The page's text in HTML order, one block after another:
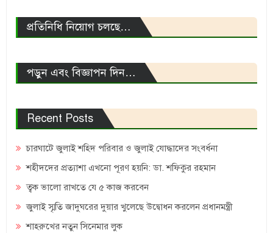
প্রতিনিধি নিয়োগ চলছে…
পড়ুন এবং বিজ্ঞাপন দিন…
Recent Posts
চারঘাটে জুলাই শহিদ পরিবার ও জুলাই যোদ্ধাদের সংবর্ধনা
শহীদদের প্রত্যাশা এখনো পূরণ হয়নি: ডা. শফিকুর রহমান
ত্বক ভালো রাখতে যে ৫ কাজ করবেন
জুলাই স্মৃতি জাদুঘরের দুয়ার খুলেছে উদ্বোধন করলেন প্রধানমন্ত্রী
শাহরুখের নতুন সিনেমার লুক